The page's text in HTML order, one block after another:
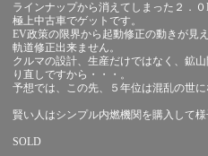
ラインナップから消えてしまった２．
極上中古車でゲットです。
EV政策の限界から起動修正の動きが見
軌道修正出来ません。
クルマの設計、生産だけではなく、鉱
り直しですから・・・。
予想では、この先、５年位は混乱の世
賢い人はシンプル内燃機関を購入して
SOLD